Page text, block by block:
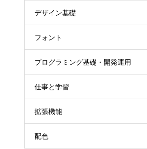
デザイン基礎
フォント
プログラミング基礎・開発運用
仕事と学習
拡張機能
配色